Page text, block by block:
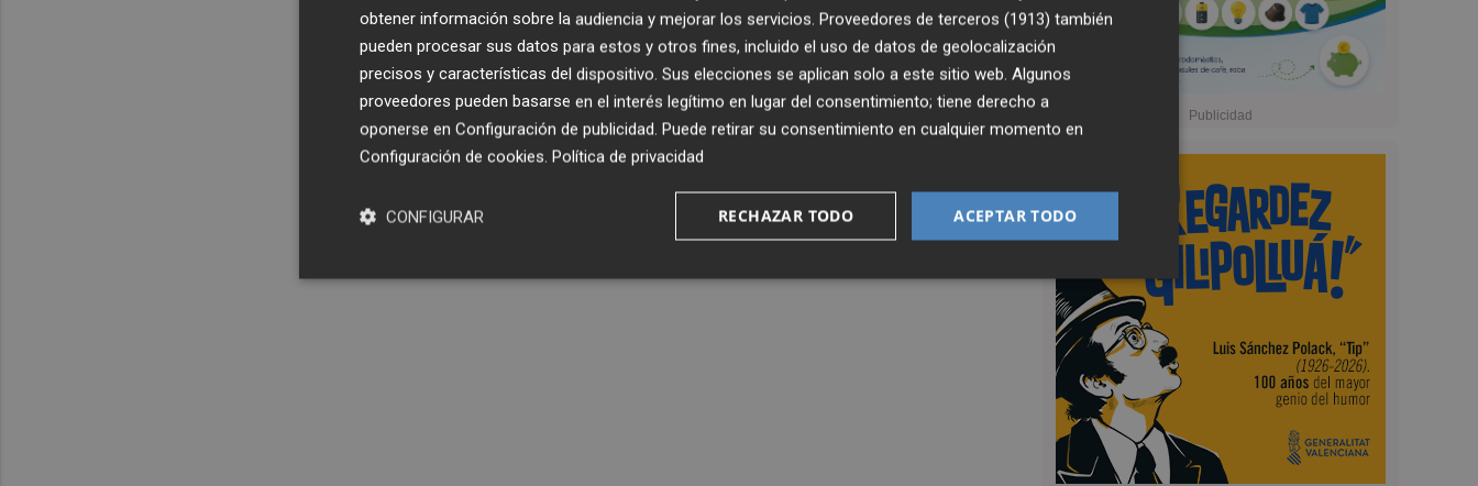
obtener información sobre la audiencia y mejorar los servicios. Proveedores de terceros (1913) también
pueden procesar sus datos para estos y otros fines, incluido el uso de datos de geolocalización
precisos y características del dispositivo. Sus elecciones se aplican solo a este sitio web. Algunos
proveedores pueden basarse en el interés legítimo en lugar del consentimiento; tiene derecho a
oponerse en Configuración de publicidad. Puede retirar su consentimiento en cualquier momento en
Configuración de cookies. Política de privacidad
ACEPTAR TODO
RECHAZAR TODO
CONFIGURAR